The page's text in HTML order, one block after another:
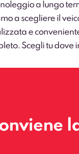
a lungo
a scegliere il
e
Scegli tu dove